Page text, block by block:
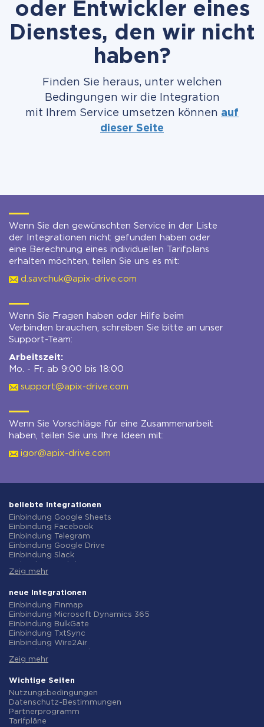
oder Entwickler eines
Dienstes, den wir nicht
haben?
Finden Sie heraus, unter welchen
Bedingungen wir die Integration
mit Ihrem Service umsetzen können auf
dieser Seite
Wenn Sie den gewünschten Service in der Liste
der Integrationen nicht gefunden haben oder
eine Berechnung eines individuellen Tarifplans
erhalten möchten, teilen Sie uns es mit:
d.savchuk@apix-drive.com
Wenn Sie Fragen haben oder Hilfe beim
Verbinden brauchen, schreiben Sie bitte an unser
Support-Team:
Arbeitszeit:
Mo. - Fr. ab 9:00 bis 18:00
support@apix-drive.com
Wenn Sie Vorschläge für eine Zusammenarbeit
haben, teilen Sie uns Ihre Ideen mit:
igor@apix-drive.com
beliebte Integrationen
Einbindung Google Sheets
Einbindung Facebook
Einbindung Telegram
Einbindung Google Drive
Einbindung Slack
Einbindung Gmail
Einbindung ClickUp
Einbindung Airtable
Einbindung Google Contacts
Einbindung OpenAI (ChatGPT)
Einbindung Instagram
Einbindung ActiveCampaign
Einbindung Typeform
Einbindung Salesforce CRM
Einbindung Notion
Einbindung AWeber
Einbindung Asana
Einbindung ZOHO CRM
Einbindung Webhooks
Zeig mehr
neue Integrationen
Einbindung Finmap
Einbindung Microsoft Dynamics 365
Einbindung BulkGate
Einbindung TxtSync
Einbindung Wire2Air
Einbindung Infobip
Einbindung AtomPark
Einbindung TXTImpact
Einbindung Campaign Monitor
Einbindung CM.com
Einbindung D7 Networks
Zeig mehr
Wichtige Seiten
Nutzungsbedingungen
Datenschutz-Bestimmungen
Partnerprogramm
Tarifpläne